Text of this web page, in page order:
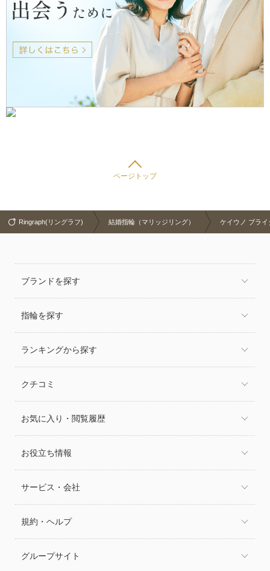
ページトップ
Ringraph(リングラフ) 結婚指輪（マリッジリング） ケイウノ ブラ
ブランドを探す
指輪を探す
ランキングから探す
クチコミ
お気に入り・閲覧履歴
お役立ち情報
サービス・会社
規約・ヘルプ
グループサイト